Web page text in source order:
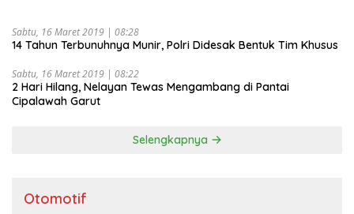
Sabtu, 16 Maret 2019 | 08:28
14 Tahun Terbunuhnya Munir, Polri Didesak Bentuk Tim Khusus
Sabtu, 16 Maret 2019 | 08:22
2 Hari Hilang, Nelayan Tewas Mengambang di Pantai
Cipalawah Garut
Selengkapnya
Otomotif